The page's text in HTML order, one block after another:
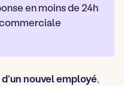
en moins de 24h
nouvel employé,